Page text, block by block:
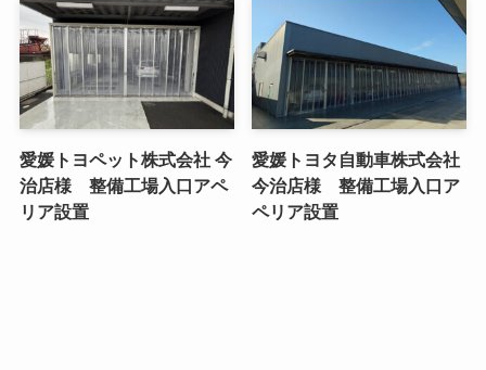
愛媛トヨペット株式会社 今
治店様 整備工場入口アペ
リア設置
愛媛トヨタ自動車株式会社
今治店様 整備工場入口ア
ペリア設置